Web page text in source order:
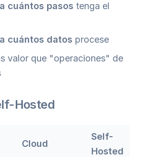
cuántos pasos tenga el
cuántos datos procese
valor que "operaciones" de
Hosted
Cloud
Self-
Hosted